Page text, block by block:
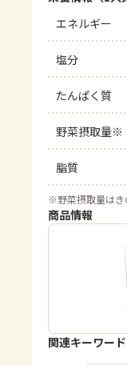
エネルギー
塩分
たんぱく質
野菜摂取量※
脂質
※野菜摂取量は
商品情報
関連キーワード